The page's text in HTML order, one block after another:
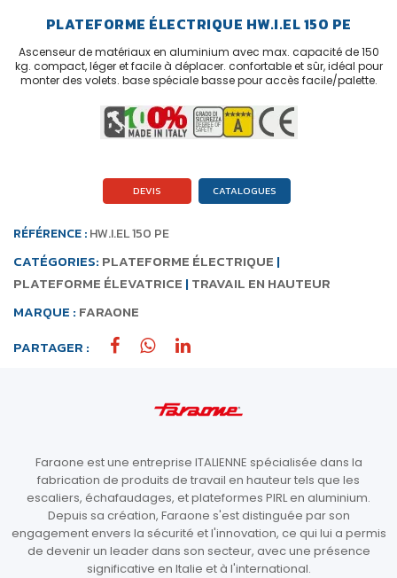
PLATEFORME ÉLECTRIQUE HW.I.EL 150 PE
Ascenseur de matériaux en aluminium avec max. capacité de 150
kg. compact, léger et facile à déplacer. confortable et sûr, idéal pour
monter des volets. base spéciale basse pour accès facile/palette.
RÉFÉRENCE :HW.I.EL 150 PE
CATÉGORIES: PLATEFORME ÉLECTRIQUE |
PLATEFORME ÉLEVATRICE | TRAVAIL EN HAUTEUR
MARQUE : FARAONE
PARTAGER :
DEVIS CATALOGUES
Faraone est une entreprise ITALIENNE spécialisée dans la
fabrication de produits de travail en hauteur tels que les
escaliers, échafaudages, et plateformes PIRL en aluminium.
Depuis sa création, Faraone s'est distinguée par son
engagement envers la sécurité et l'innovation, ce qui lui a permis
de devenir un leader dans son secteur, avec une présence
significative en Italie et à l'international.